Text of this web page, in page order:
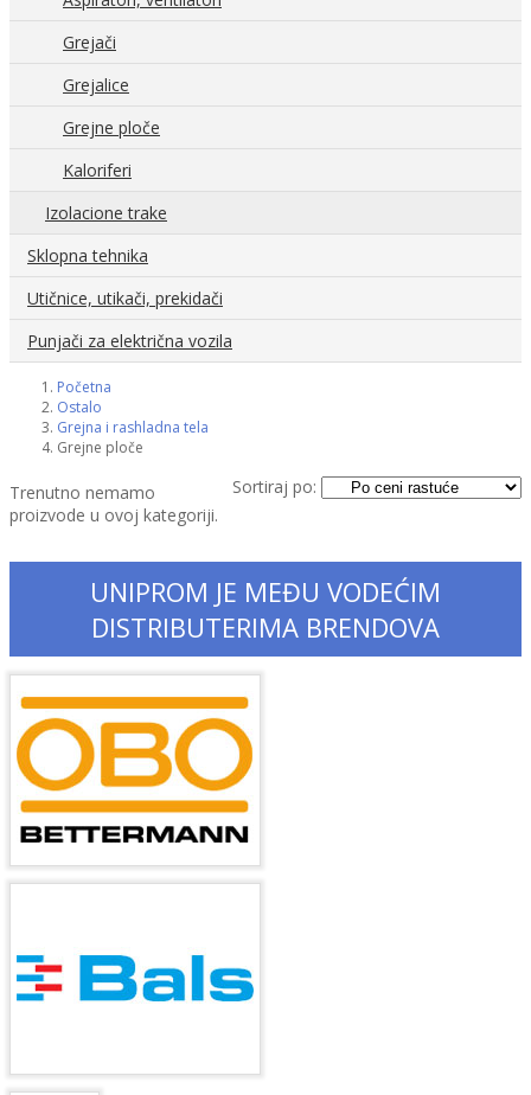
Grejači
Grejalice
Grejne ploče
Kaloriferi
Izolacione trake
Sklopna tehnika
Utičnice, utikači, prekidači
Punjači za električna vozila
Početna
Ostalo
Grejna i rashladna tela
Grejne ploče
Sortiraj po:
Trenutno nemamo
proizvode u ovoj kategoriji.
UNIPROM JE MEĐU VODEĆIM
DISTRIBUTERIMA BRENDOVA